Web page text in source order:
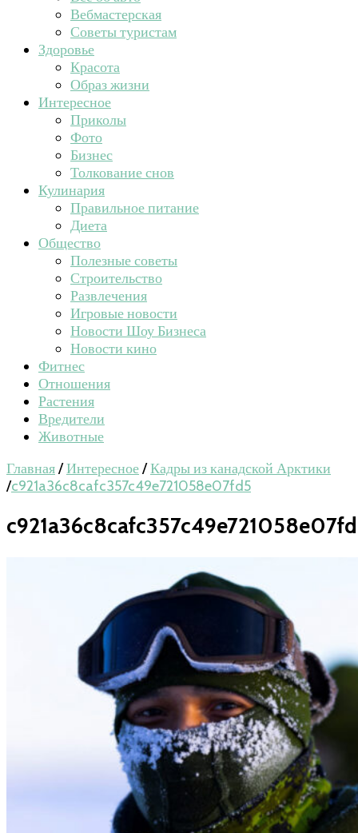
Вебмастерская
Советы туристам
Здоровье
Красота
Образ жизни
Интересное
Приколы
Фото
Бизнес
Толкование снов
Кулинария
Правильное питание
Диета
Общество
Полезные советы
Строительство
Развлечения
Игровые новости
Новости Шоу Бизнеса
Новости кино
Фитнес
Отношения
Растения
Вредители
Животные
Главная/Интересное/Кадры из канадской Арктики
/c921a36c8cafc357c49e721058e07fd5